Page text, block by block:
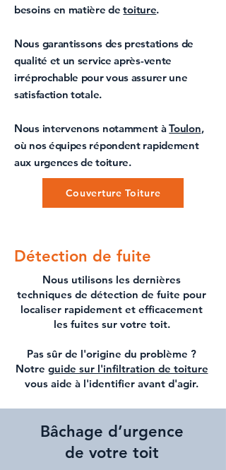
besoins en matière detoiture.
Nous garantissons des prestations de
qualité et un service après-vente
irréprochable pour vous assurer une
satisfaction totale.
Nous intervenons notamment àToulon,
où nos équipes répondent rapidement
aux urgences de toiture.
Couverture Toiture
Détection de fuite
Nous utilisons les dernières
techniques de détection de fuite pour
localiser rapidement et efficacement
les fuites sur votre toit.
Pas sûr de l'origine du problème ?
Notre guide sur l'infiltration de toiture
vous aide à l'identifier avant d'agir.
Bâchage d’urgence
de votre toit